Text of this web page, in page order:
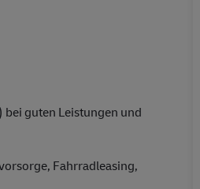
guten Leistungen und
Fahrradleasing,